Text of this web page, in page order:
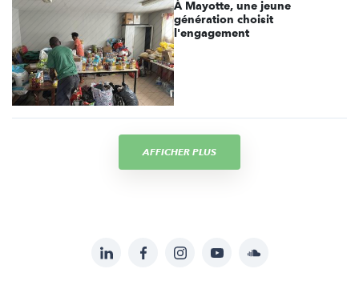
À Mayotte, une jeune
génération choisit
l'engagement
AFFICHER PLUS
LinkedInFacebookInstagramYouTubeSoundcloud